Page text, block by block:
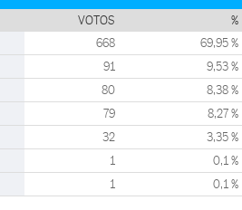
VOTOS %
668 69,95 %
91 9,53 %
80 8,38 %
79 8,27 %
32 3,35 %
1 0,1 %
1 0,1 %